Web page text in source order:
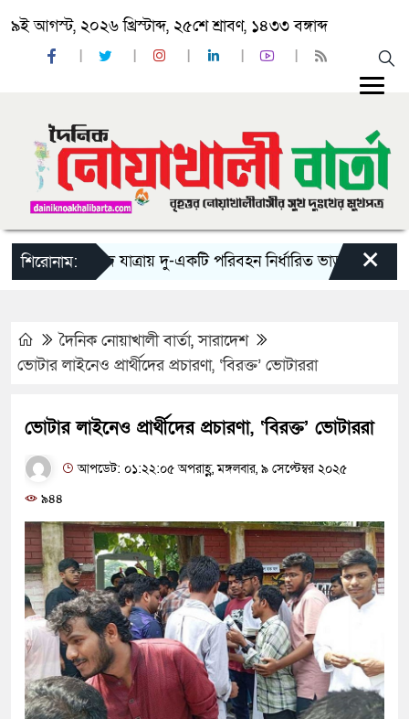
৯ই আগস্ট, ২০২৬ খ্রিস্টাব্দ, ২৫শে শ্রাবণ, ১৪৩৩ বঙ্গাব্দ
শিরোনাম:‘ঈদ যাত্রায় দু-একটি পরিবহন নির্ধারিত ভাড়ার চেয়েও কম
×
দৈনিক নোয়াখালী বার্তা,সারাদেশ
ভোটার লাইনেও প্রার্থীদের প্রচারণা, ‘বিরক্ত’ ভোটাররা
ভোটার লাইনেও প্রার্থীদের প্রচারণা, ‘বিরক্ত’ ভোটাররা
আপডেট: ০১:২২:০৫ অপরাহ্ণ, মঙ্গলবার, ৯ সেপ্টেম্বর ২০২৫
৯৪৪